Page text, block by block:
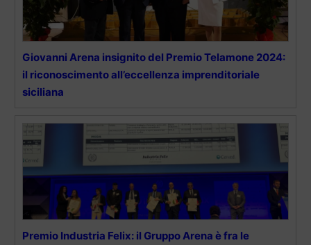
Giovanni Arena insignito del Premio Telamone 2024:
il riconoscimento all’eccellenza imprenditoriale
siciliana
Premio Industria Felix: il Gruppo Arena è fra le